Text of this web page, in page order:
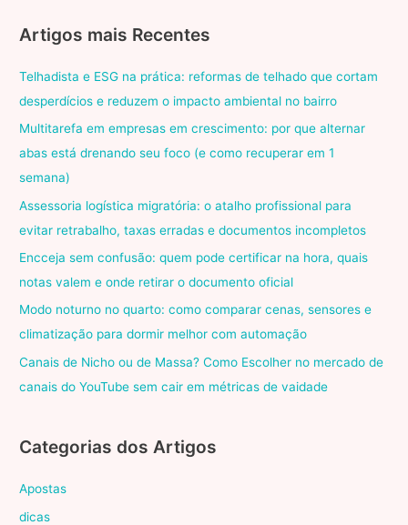
Artigos mais Recentes
Telhadista e ESG na prática: reformas de telhado que cortam
desperdícios e reduzem o impacto ambiental no bairro
Multitarefa em empresas em crescimento: por que alternar
abas está drenando seu foco (e como recuperar em 1
semana)
Assessoria logística migratória: o atalho profissional para
evitar retrabalho, taxas erradas e documentos incompletos
Encceja sem confusão: quem pode certificar na hora, quais
notas valem e onde retirar o documento oficial
Modo noturno no quarto: como comparar cenas, sensores e
climatização para dormir melhor com automação
Canais de Nicho ou de Massa? Como Escolher no mercado de
canais do YouTube sem cair em métricas de vaidade
Categorias dos Artigos
Apostas
dicas